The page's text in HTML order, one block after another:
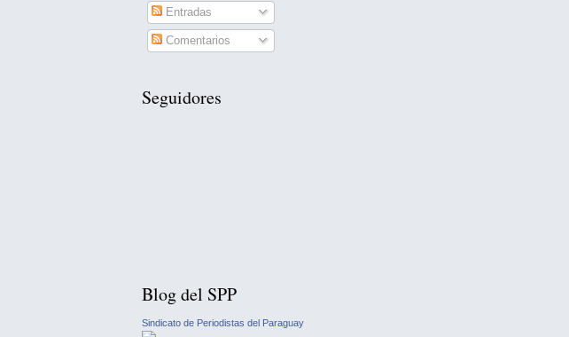
Entradas
Comentarios
Seguidores
Blog del SPP
Sindicato de Periodistas del Paraguay